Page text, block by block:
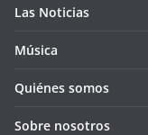
Las Noticias
Música
Quiénes somos
Sobre nosotros